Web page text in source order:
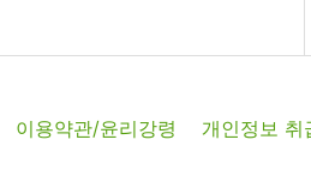
이용약관/윤리강령 개인정보 취